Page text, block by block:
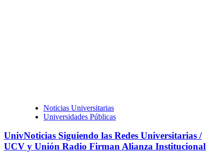
Noticias Universitarias
Universidades Públicas
UnivNoticias Siguiendo las Redes Universitarias /
UCV y Unión Radio Firman Alianza Institucional